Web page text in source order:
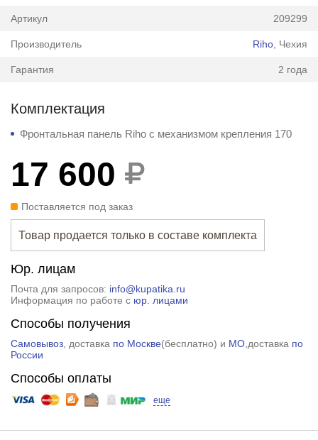
Артикул 209299
Производитель Riho , Чехия
Гарантия 2 года
Комплектация
Фронтальная панель Riho с механизмом крепления 170
17 600
Поставляется под заказ
Товар продается только в составе комплекта
Юр. лицам
Почта для запросов: info@kupatika.ru
Информация по работе с юр. лицами
Способы получения
Самовывоз, доставка по Москве(бесплатно) и МО,доставка по
России
Способы оплаты
еще